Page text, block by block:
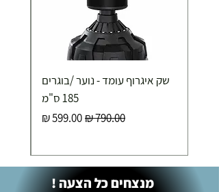
שק איגרוף עומד - נוער /בוגרים
185 ס"מ
מחיר רגילמחיר מבצע
מנצחים כל הצעה !